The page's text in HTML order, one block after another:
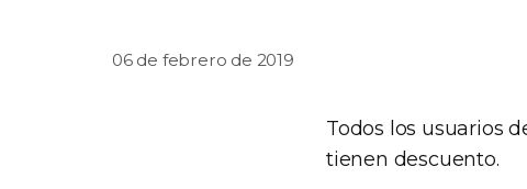
06 de febrero de 2019
Todos los usuarios
tienen descuento.